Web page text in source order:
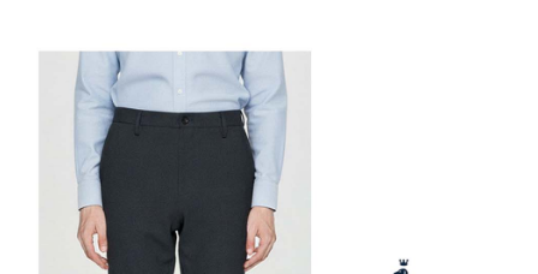
1. 分割払いの金額は電信請求書に統合されず、「OP Pay Later」は毎月の
締め日後に支払いリマインダーのSMSを送信します。
2. SMSのリンクを通じて請求書を開いた後、「コンビニバーコード／台湾
大直営店舗／銀行振込／街口支払い／iPASS MONEY」などのチャネルで
支払いを選択できます。
【注意事項】
1. 本サービスは「台湾大哥大株式会社」（以下「当社」といいます）によ
って提供され、ユーザーが取引時に本サービスを通じて商品やサービスを
購入できるようにし、店舗が売買／分割払い売買の債権を当社に譲渡した
代金納付期限は最短で 14 日以内ですので、ご注意ください。AFTEE アプ
リをダウンロードして AFTEE 会員になるとお支払い期限を最長 45 日以内
まで延長できます。
お支払期限は、ショップが請求した期日と、AFTEEで延長できる日数をも
とに計算されます。AFTEEで注文すると、商品を受け取るまで支払い期限
を延長できますが、商品を期限内に受け取れない場合があります（例：予
約商品や商品到着日が比較的遅い商品）。そのため、商品到着の有無に関
わらず、AFTEEで指定された期限内にお支払いください。
萊爾富取貨付款
付款後萊爾富取貨
7-11取貨付款